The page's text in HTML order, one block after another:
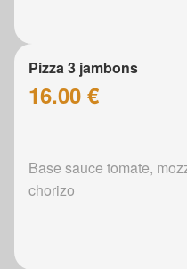
Pizza 3 jambons
16.00 €
Base sauce tomate,
chorizo